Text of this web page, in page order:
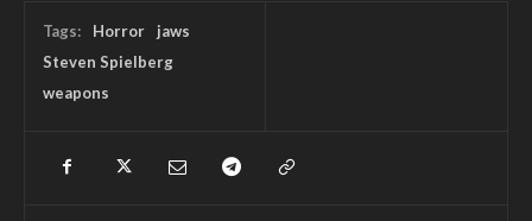
Tags: Horror
jaws
Steven Spielberg
weapons